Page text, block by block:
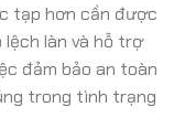
tạp hơn cần được
làn và hỗ trợ
đảm bảo an toàn
trong tình trạng